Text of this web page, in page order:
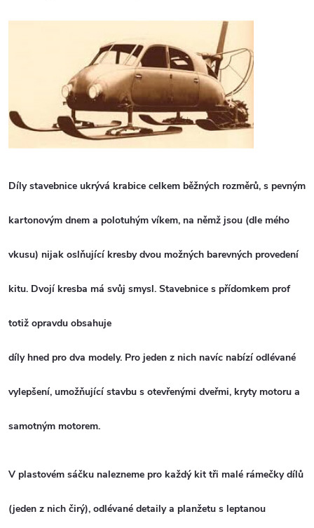
Díly stavebnice ukrývá krabice celkem běžných rozměrů, s pevným
kartonovým dnem a polotuhým víkem, na němž jsou (dle mého
vkusu) nijak oslňující kresby dvou možných barevných provedení
kitu. Dvojí kresba má svůj smysl. Stavebnice s přídomkem prof
totiž opravdu obsahuje
díly hned pro dva modely. Pro jeden z nich navíc nabízí odlévané
vylepšení, umožňující stavbu s otevřenými dveřmi, kryty motoru a
samotným motorem.
V plastovém sáčku nalezneme pro každý kit tři malé rámečky dílů
(jeden z nich čirý), odlévané detaily a planžetu s leptanou